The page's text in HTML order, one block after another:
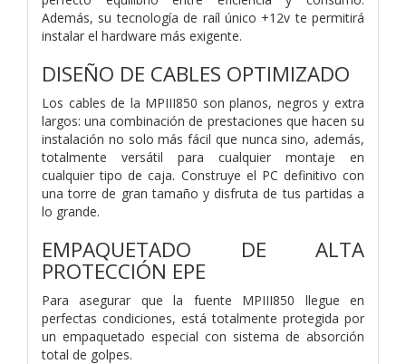
Además, su tecnología de raíl único +12v te permitirá
instalar el hardware más exigente.
DISEÑO DE CABLES OPTIMIZADO
Los cables de la MPIII850 son planos, negros y extra
largos: una combinación de prestaciones que hacen su
instalación no solo más fácil que nunca sino, además,
totalmente versátil para cualquier montaje en
cualquier tipo de caja. Construye el PC definitivo con
una torre de gran tamaño y disfruta de tus partidas a
lo grande.
EMPAQUETADO DE ALTA
PROTECCIÓN EPE
Para asegurar que la fuente MPIII850 llegue en
perfectas condiciones, está totalmente protegida por
un empaquetado especial con sistema de absorción
total de golpes.